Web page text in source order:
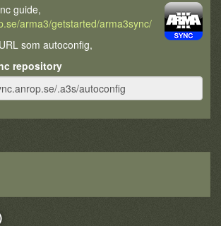
guide,
arma3/getstarted/arma3sync/
som autoconfig,
repository